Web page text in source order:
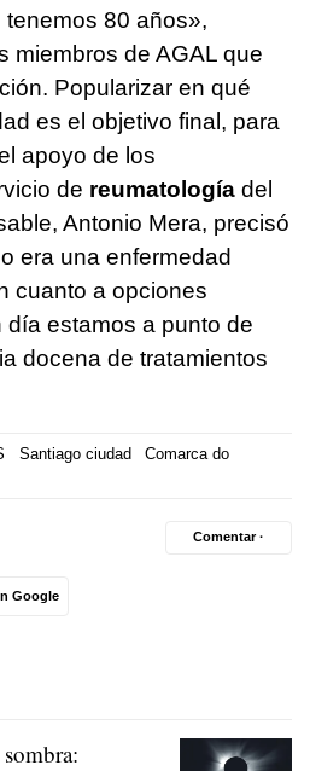
80 años»,
miembros de AGAL que
Popularizar en qué
es el objetivo final, para
apoyo de los
de reumatología del
Antonio Mera, precisó
era una enfermedad
cuanto a opciones
estamos a punto de
docena de tratamientos
Santiago ciudad
Comarca do
Google
Comentar ·